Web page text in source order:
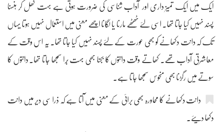
ایک میں ایک تمیز داری اور آداب شناسی کی ضرورت ہوتی ہے بہت کھل کر ہنسنا
پسند نہیں کیا جاتا تھا۔ اسی لئے ٹھٹھے مارنا یا لگانا اچھے معنی میں استعمال نہیں ہوتا یہاں
تک کہ دانت دکھانے کو بھی عورت کے لئے پسند نہیں کیا جاتا تھا۔ یہ اس وقت کے
معاشرتی آداب تھے۔ کھاتے وقت دانتوں کا بجنا بھی بہت بُرا سمجھا جاتا تھا۔ دانتوں کا
سوتے میں رگڑنا بھی منحوس سمجھا جاتا ہے۔
دانت دکھانے کا محاورہ بھی برائی کے معنی میں آتا ہے کہ ذرا سی دیر میں دانت
دکھا دیئے۔